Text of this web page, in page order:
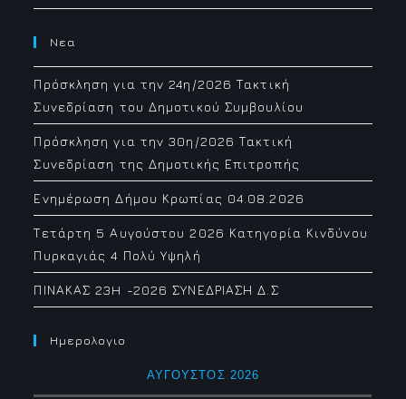
Νεα
Πρόσκληση για την 24η/2026 Τακτική
Συνεδρίαση του Δημοτικού Συμβουλίου
Πρόσκληση για την 30η/2026 Τακτική
Συνεδρίαση της Δημοτικής Επιτροπής
Ενημέρωση Δήμου Κρωπίας 04.08.2026
Τετάρτη 5 Αυγούστου 2026 Κατηγορία Κινδύνου
Πυρκαγιάς 4 Πολύ Υψηλή
ΠΙΝΑΚΑΣ 23H -2026 ΣΥΝΕΔΡΙΑΣΗ Δ.Σ
Ημερολογιο
ΑΎΓΟΥΣΤΟΣ 2026